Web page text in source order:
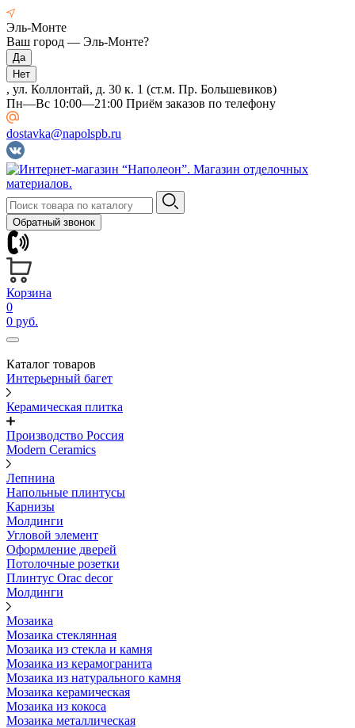
Эль-Монте
Ваш город — Эль-Монте?
, ул. Коллонтай, д. 30 к. 1 (ст.м. Пр. Большевиков)
Пн—Вс 10:00—21:00 Приём заказов по телефону
dostavka@napolspb.ru
Обратный звонок
Корзина
0
0 руб.
Каталог товаров
Интерьерный багет
Керамическая плитка
Производство Россия
Modern Ceramics
Лепнина
Напольные плинтусы
Карнизы
Молдинги
Угловой элемент
Оформление дверей
Потолочные розетки
Плинтус Orac decor
Молдинги
Мозаика
Мозаика стеклянная
Мозаика из стекла и камня
Мозаика из керамогранита
Мозаика из натурального камня
Мозаика керамическая
Мозаика из кокоса
Мозаика металлическая